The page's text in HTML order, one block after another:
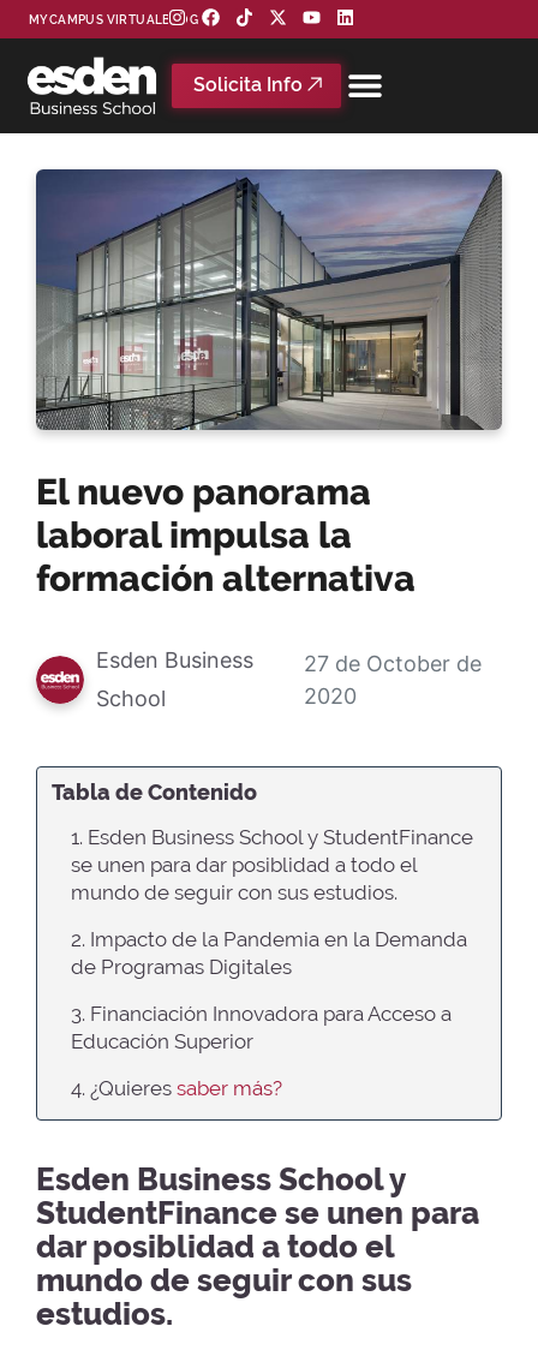
MYCAMPUS VIRTUAL BLOG
Solicita Info
El nuevo panorama
laboral impulsa la
formación alternativa
Esden Business
School
27 de October de
2020
Tabla de Contenido
1. Esden Business School y StudentFinance
se unen para dar posiblidad a todo el
mundo de seguir con sus estudios.
2. Impacto de la Pandemia en la Demanda
de Programas Digitales
3. Financiación Innovadora para Acceso a
Educación Superior
4. ¿Quieres saber más?
Esden Business School y
StudentFinance se unen para
dar posiblidad a todo el
mundo de seguir con sus
estudios.